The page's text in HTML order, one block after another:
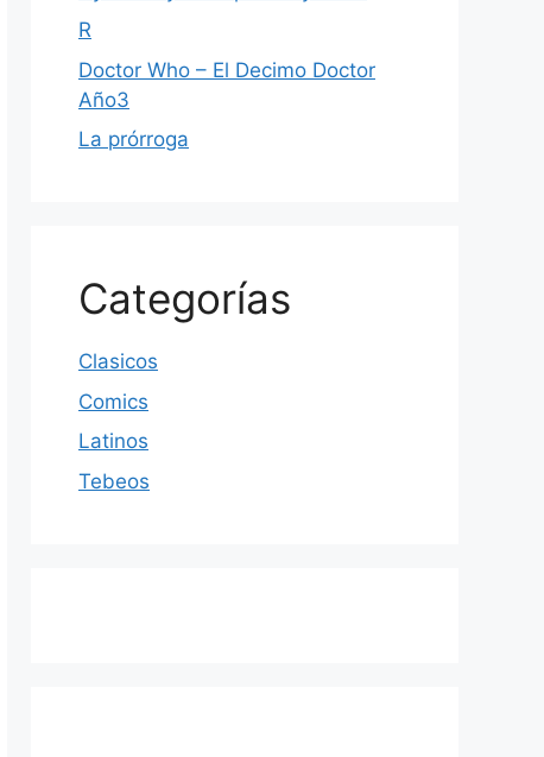
R
Doctor Who – El Decimo Doctor
Año3
La prórroga
Categorías
Clasicos
Comics
Latinos
Tebeos